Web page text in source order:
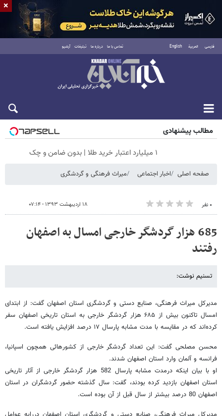
فارسی العربية English تماس با ما درباره ما تبلیغات آرشیو
جمعه ۱۶ مرداد ۱۴۰۵
مطالب پیشنهادی
۱ میلیارد اعتبار خرید طلا | بدون ضامن و چک
صفحه اصلی اخبار اجتماعی میراث فرهنگی و گردشگری
۰ نفر ۱۸ اردیبهشت ۱۳۹۳ - ۰۷:۱۴
685 هزار گردشگر خارجی امسال به اصفهان
رفتند
تسنیم نوشت:
مدیرکل میراث فرهنگی، صنایع دستی و گردشگری استان اصفهان گفت: از ابتدای
امسال تاکنون بیش از ۶۸۵ هزار گردشگر خارجی به استان تاریخی اصفهان سفر
کرده‌اند که در مقایسه با مدت مشابه پارسال ۱۷ درصد افزایش یافته است.
محسن مصلحی گفت: این تعداد گردشگر خارجی از کشورهائی همچون اسپانیا،
فرانسه و آلمان وارد استان اصفهان شدند.
او با بیان اینکه درمدت مشابه پارسال 582 هزار گردشگر خارجی از آثار تاریخی
استان اصفهان بازدید کرده بودند، گفت: سال گذشته حضور گردشگران در استان
اصفهان 80 درصد بیشتر از سال قبل از آن بوده است.
×